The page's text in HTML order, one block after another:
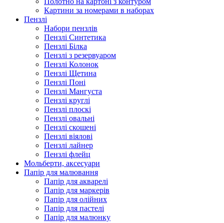
Картини за номерами в наборах
Пензлі
Набори пензлів
Пензлі Синтетика
Пензлі Білка
Пензлі з резервуаром
Пензлі Колонок
Пензлі Щетина
Пензлі Поні
Пензлі Мангуста
Пензлі круглі
Пензлі плоскі
Пензлі овальні
Пензлі скошені
Пензлі віялові
Пензлі лайнер
Пензлі флейц
Мольберти, аксесуари
Папір для малювання
Папір для акварелі
Папір для маркерів
Папір для олійних
Папір для пастелі
Папір для малюнку